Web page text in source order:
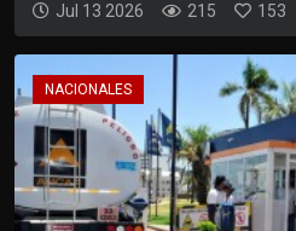
Jul 13 2026 215 153
NACIONALES